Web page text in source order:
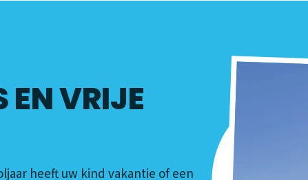
VRIJE
heeft uw kind vakantie of een